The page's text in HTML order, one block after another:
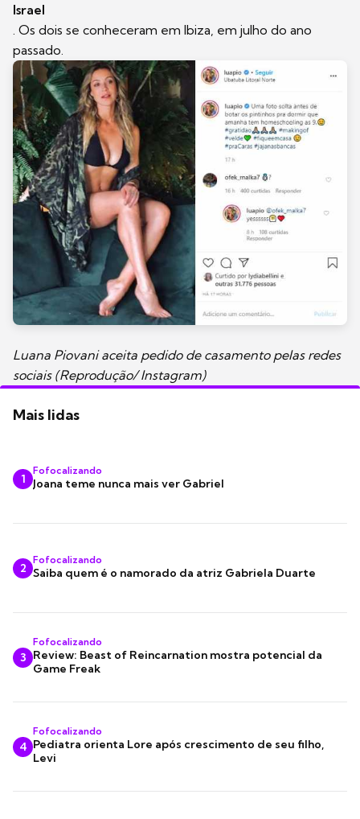
Israel
. Os dois se conheceram em Ibiza, em julho do ano
passado.
Luana Piovani aceita pedido de casamento pelas redes
sociais (Reprodução/ Instagram)
Mais lidas
1
Fofocalizando
Joana teme nunca mais ver Gabriel
2
Fofocalizando
Saiba quem é o namorado da atriz Gabriela Duarte
3
Fofocalizando
Review: Beast of Reincarnation mostra potencial da
Game Freak
4
Fofocalizando
Pediatra orienta Lore após crescimento de seu filho,
Levi